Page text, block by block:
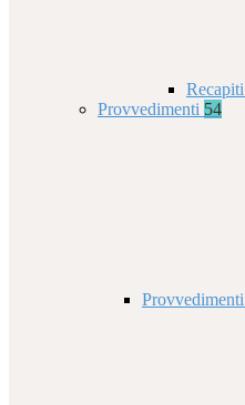
Provvedimenti 54